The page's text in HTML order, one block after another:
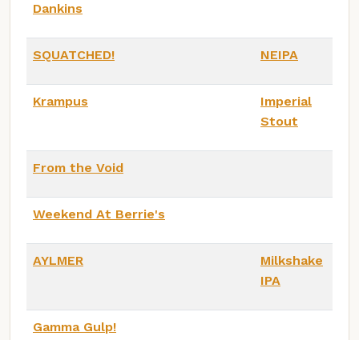
Dankins
SQUATCHED! NEIPA
Krampus
Imperial
Stout
From the Void
Weekend At Berrie's
AYLMER
Milkshake
IPA
Gamma Gulp!